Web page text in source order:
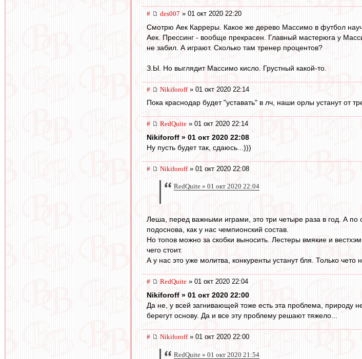
# des007 » 01 окт 2020 22:20
Смотрю Аек Карреры. Какое же дерево Массимо в футбол
Аек. Прессинг - вообще прекрасен. Главный мастерюга у
не забил. А играют. Сколько там тренер процентов?
З.Ы. Но выглядит Массимо кисло. Грустный какой-то.
# Nikiforoff» 01 окт 2020 22:14
Пока краснодар будет "уставать" в лч, наши орлы устанут от
# RedQuite » 01 окт 2020 22:14
Nikiforoff » 01 окт 2020 22:08
Ну пусть будет так, сдаюсь...)))
# Nikiforoff» 01 окт 2020 22:08
RedQuite » 01 окт 2020 22:04
Леша, перед важными играми, это три четыре раза в год. А по
подоснова, как у нас чемпионский состав.
Но топов можно за скобки выносить. Лестеры вмякие и
чего стоит.
А у нас это уже молитва, конкуренты устанут бля. Только чето
# RedQuite » 01 окт 2020 22:04
Nikiforoff » 01 окт 2020 22:00
Да не, у всей загнивающей тоже есть эта проблема,
берегут основу. Да и все эту проблему решают тяжело...
# Nikiforoff» 01 окт 2020 22:00
RedQuite » 01 окт 2020 21:54